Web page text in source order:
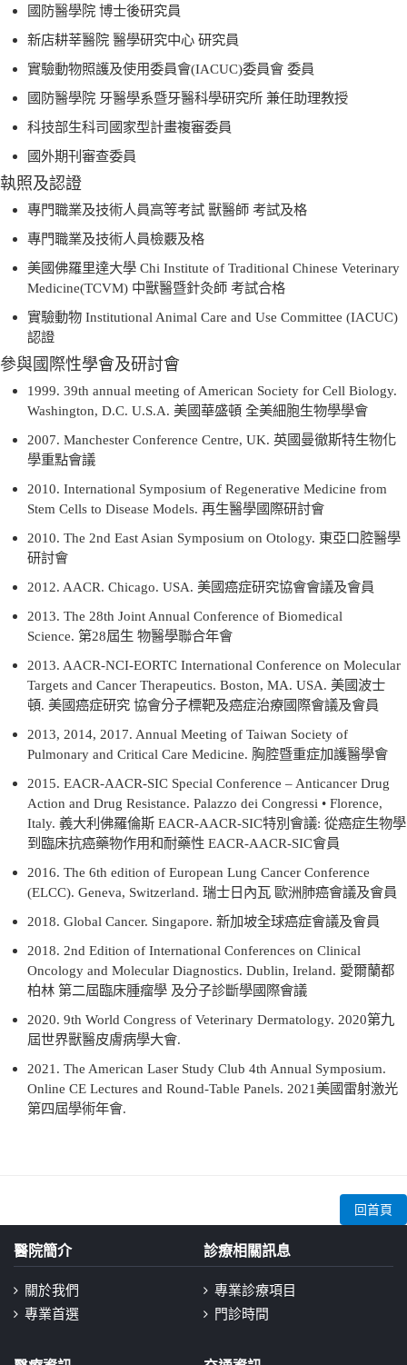
國防醫學院 博士後研究員
新店耕莘醫院 醫學研究中心 研究員
實驗動物照護及使用委員會(IACUC)委員會 委員
國防醫學院 牙醫學系暨牙醫科學研究所 兼任助理教授
科技部生科司國家型計畫複審委員
國外期刊審查委員
執照及認證
專門職業及技術人員高等考試 獸醫師 考試及格
專門職業及技術人員檢覈及格
美國佛羅里達大學 Chi Institute of Traditional Chinese Veterinary
Medicine(TCVM) 中獸醫暨針灸師 考試合格
實驗動物 Institutional Animal Care and Use Committee (IACUC)
認證
參與國際性學會及研討會
1999. 39th annual meeting of American Society for Cell Biology.
Washington, D.C. U.S.A. 美國華盛頓 全美細胞生物學學會
2007. Manchester Conference Centre, UK. 英國曼徹斯特生物化
學重點會議
2010. International Symposium of Regenerative Medicine from
Stem Cells to Disease Models. 再生醫學國際研討會
2010. The 2nd East Asian Symposium on Otology. 東亞口腔醫學
研討會
2012. AACR. Chicago. USA. 美國癌症研究協會會議及會員
2013. The 28th Joint Annual Conference of Biomedical
Science. 第28屆生 物醫學聯合年會
2013. AACR-NCI-EORTC International Conference on Molecular
Targets and Cancer Therapeutics. Boston, MA. USA. 美國波士
頓. 美國癌症研究 協會分子標靶及癌症治療國際會議及會員
2013, 2014, 2017. Annual Meeting of Taiwan Society of
Pulmonary and Critical Care Medicine. 胸腔暨重症加護醫學會
2015. EACR-AACR-SIC Special Conference – Anticancer Drug
Action and Drug Resistance. Palazzo dei Congressi • Florence,
Italy. 義大利佛羅倫斯 EACR-AACR-SIC特別會議: 從癌症生物學
到臨床抗癌藥物作用和耐藥性 EACR-AACR-SIC會員
2016. The 6th edition of European Lung Cancer Conference
(ELCC). Geneva, Switzerland. 瑞士日內瓦 歐洲肺癌會議及會員
2018. Global Cancer. Singapore. 新加坡全球癌症會議及會員
2018. 2nd Edition of International Conferences on Clinical
Oncology and Molecular Diagnostics. Dublin, Ireland. 愛爾蘭都
柏林 第二屆臨床腫瘤學 及分子診斷學國際會議
2020. 9th World Congress of Veterinary Dermatology. 2020第九
屆世界獸醫皮膚病學大會.
2021. The American Laser Study Club 4th Annual Symposium.
Online CE Lectures and Round-Table Panels. 2021美國雷射激光
第四屆學術年會.
回首頁
醫院簡介
關於我們
專業首選
診療相關訊息
專業診療項目
門診時間